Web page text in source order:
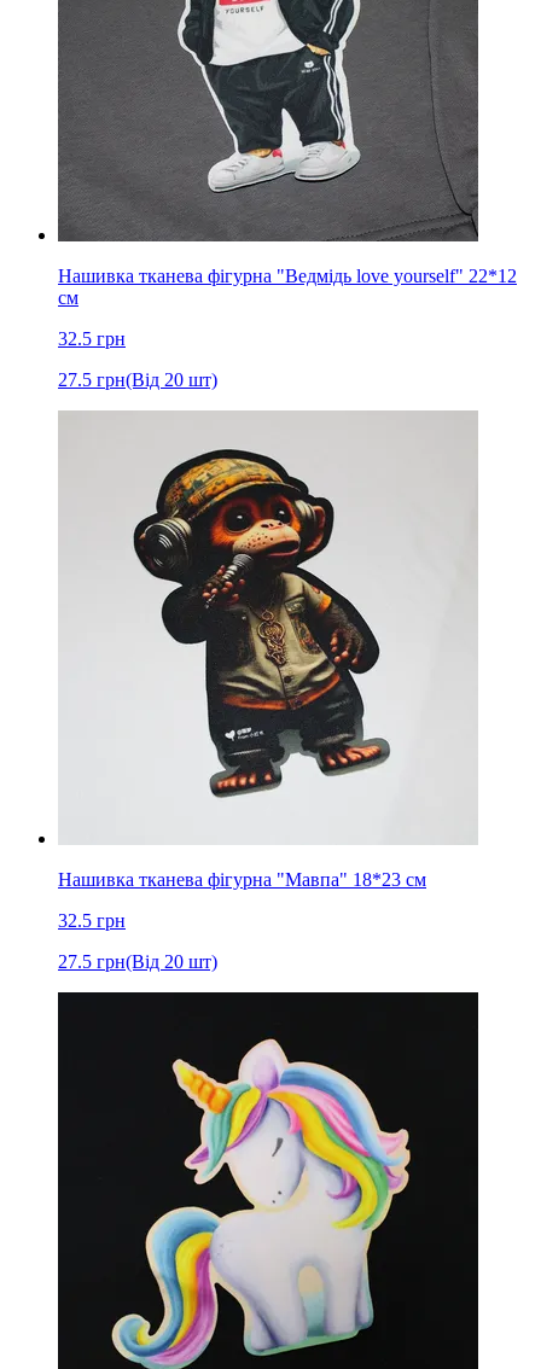
Нашивка тканева фігурна "Ведмідь love yourself" 22*12
см
32.5 грн
27.5 грн(Від 20 шт)
Нашивка тканева фігурна "Мавпа" 18*23 см
32.5 грн
27.5 грн(Від 20 шт)